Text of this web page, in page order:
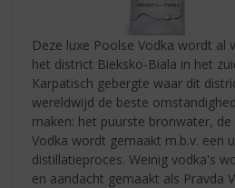
Deze luxe Poolse Vodka wordt al
het district Bieksko-Biala in het
Karpatisch gebergte waar dit
wereldwijd de beste
maken: het puurste bronwater,
Vodka wordt gemaakt m.b.v. een
distillatieproces. Weinig vodka's
en aandacht gemaakt als Pravda